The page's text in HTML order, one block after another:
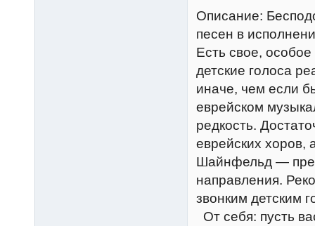
Описание:
песен в
Есть свое,
детские голоса
иначе, чем если
еврейском
редкость.
еврейских хоров,
Шайнфельд —
направления.
звонким детским
От себя: пусть